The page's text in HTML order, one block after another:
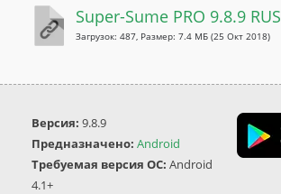
Super-Sume PRO 9.8.9 RUS
Загрузок: 487, Размер: 7.4 МБ (25 Окт 2018)
Версия: 9.8.9
Предназначено: Android
Требуемая версия ОС: Android
4.1+